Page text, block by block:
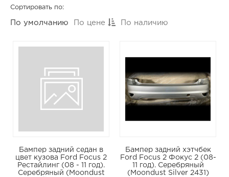
Сортировать по:
По умолчанию По цене По наличию
Бампер задний седан в
цвет кузова Ford Focus 2
Рестайлинг (08 - 11 год).
Серебряный (Moondust
Бампер задний хэтчбек
Ford Focus 2 Фокус 2 (08-
11 год). Серебряный
(Moondust Silver 2431)